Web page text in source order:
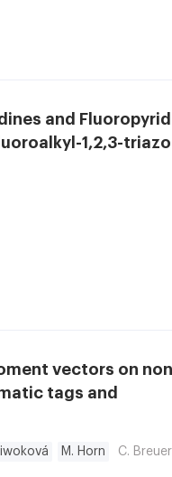
and
1,2,3-
vectors on
tags and
M. Horn
C. Breuer